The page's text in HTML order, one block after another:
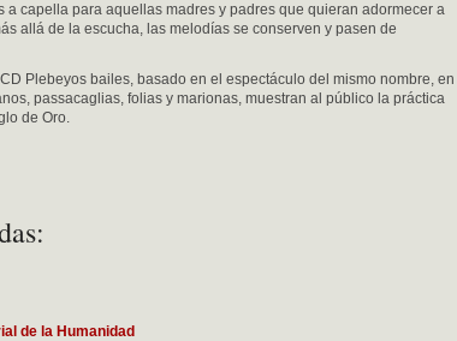
capella para aquellas madres y padres que quieran adormecer a
allá de la escucha, las melodías se conserven y pasen de
Plebeyos bailes, basado en el espectáculo del mismo nombre, en
passacaglias, folias y marionas, muestran al público la práctica
de Oro.
de la Humanidad